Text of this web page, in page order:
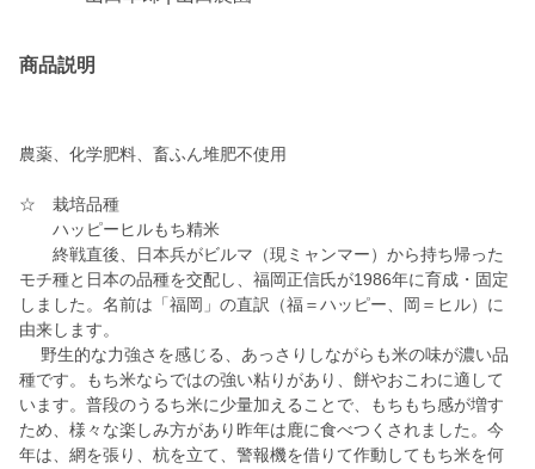
商品説明
農薬、化学肥料、畜ふん堆肥不使用
☆ 栽培品種
ハッピーヒルもち精米
終戦直後、日本兵がビルマ（現ミャンマー）から持ち帰った
モチ種と日本の品種を交配し、福岡正信氏が1986年に育成・固定
しました。名前は「福岡」の直訳（福＝ハッピー、岡＝ヒル）に
由来します。
野生的な力強さを感じる、あっさりしながらも米の味が濃い品
種です。もち米ならではの強い粘りがあり、餅やおこわに適して
います。普段のうるち米に少量加えることで、もちもち感が増す
ため、様々な楽しみ方があり昨年は鹿に食べつくされました。今
年は、網を張り、杭を立て、警報機を借りて作動してもち米を何